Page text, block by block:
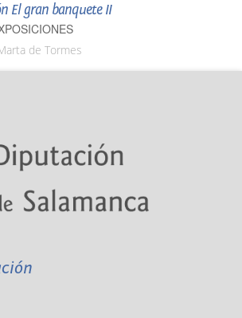
El gran banquete II
de Tormes